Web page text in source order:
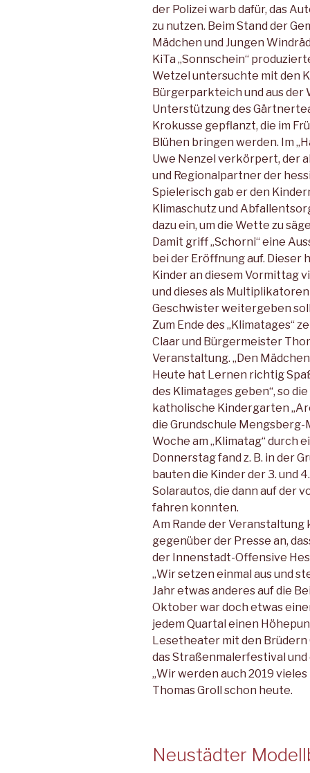
der Polizei warb dafür, das
zu nutzen. Beim Stand der
Mädchen und Jungen
KiTa „Sonnschein“
Wetzel untersuchte mit den
Bürgerparkteich und aus der
Unterstützung des
Krokusse gepflanzt, die im
Blühen bringen werden. Im
Uwe Nenzel verkörpert, der
und Regionalpartner der
Spielerisch gab er den
Klimaschutz und
dazu ein, um die Wette zu
Damit griff „Schorni“ eine
bei der Eröffnung auf. Dieser
Kinder an diesem Vormittag
und dieses als Multiplikatoren
Geschwister weitergeben
Zum Ende des „Klimatages“
Claar und Bürgermeister
Veranstaltung. „Den
Heute hat Lernen richtig
des Klimatages geben“, so
katholische Kindergarten
die Grundschule
Woche am „Klimatag“ durch
Donnerstag fand z. B. in der
bauten die Kinder der 3. und
Solarautos, die dann auf der
fahren konnten.
Am Rande der
gegenüber der Presse an,
der Innenstadt-Offensive
„Wir setzen einmal aus und
Jahr etwas anderes auf die
Oktober war doch etwas
jedem Quartal einen
Lesetheater mit den Brüdern
das Straßenmalerfestival
„Wir werden auch 2019
Thomas Groll schon heute.
Neustädter